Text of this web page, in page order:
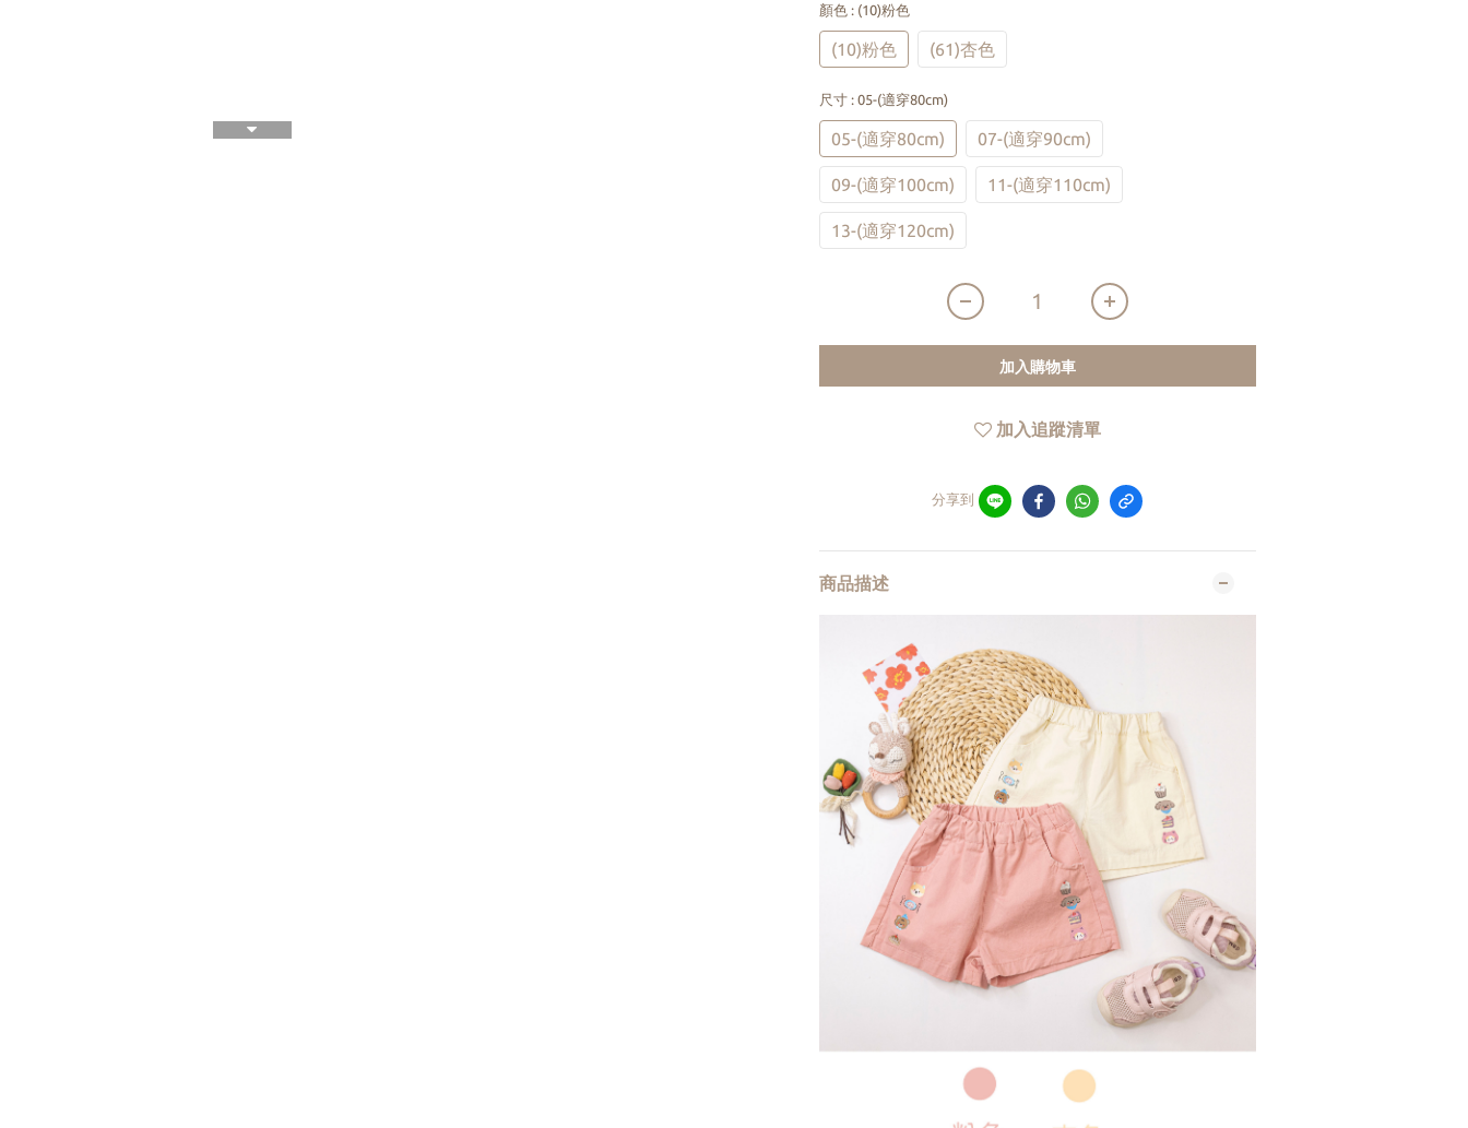
顏色 : (10)粉色
(10)粉色 (61)杏色
尺寸 : 05-(適穿80cm)
05-(適穿80cm) 07-(適穿90cm)
09-(適穿100cm) 11-(適穿110cm)
13-(適穿120cm)
加入購物車
加入追蹤清單
分享到
商品描述